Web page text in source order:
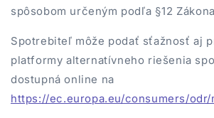
spôsobom určeným podľa §12
Spotrebiteľ môže podať sťažnosť aj
platformy alternatívneho riešenia
dostupná online na
https://ec.europa.eu/consumers/